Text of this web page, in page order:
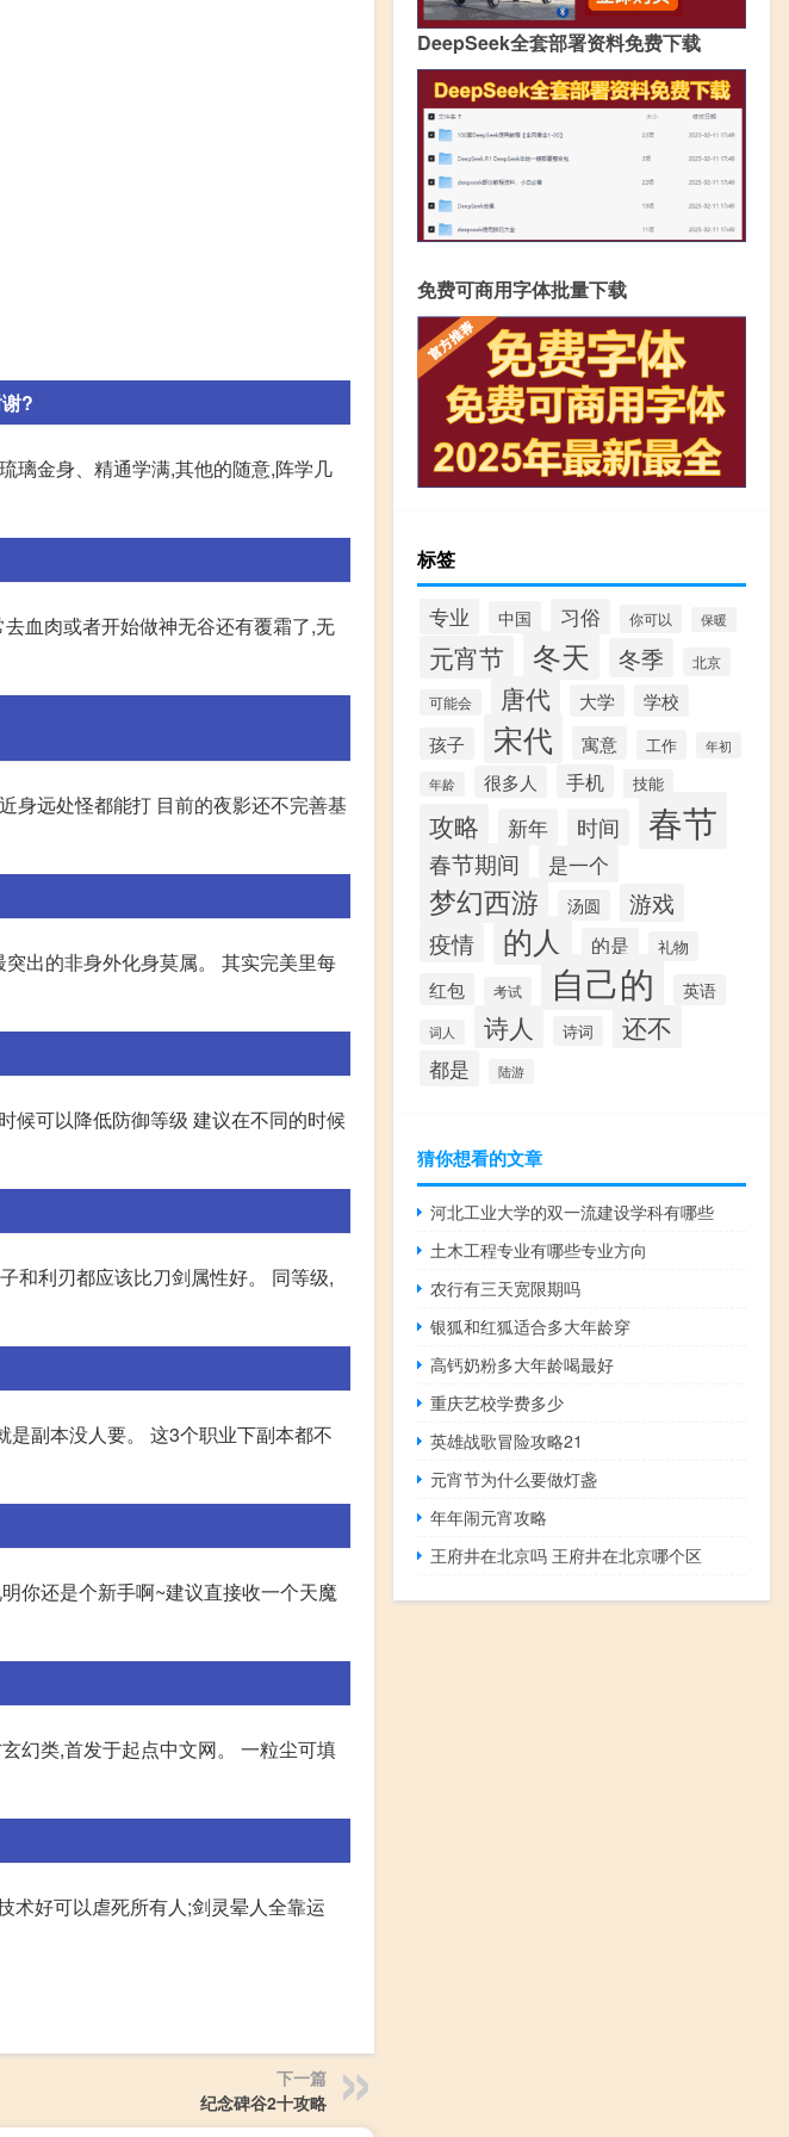
?
璃金身、精通学满,其他的随意,阵学几
血肉或者开始做神无谷还有覆霜了,无
身远处怪都能打 目前的夜影还不完善基
出的非身外化身莫属。 其实完美里每
候可以降低防御等级 建议在不同的时候
和利刃都应该比刀剑属性好。 同等级,
副本没人要。 这3个职业下副本都不
你还是个新手啊~建议直接收一个天魔
幻类,首发于起点中文网。 一粒尘可填
术好可以虐死所有人;剑灵晕人全靠运
下一篇
纪念碑谷2十攻略
DeepSeek全套部署资料免费下载
免费可商用字体批量下载
标签
专业 中国 习俗 你可以 保暖
元宵节 冬天 冬季 北京
可能会 唐代 大学
学校
孩子
宋代 寓意 工作 年初
年龄 很多人 手机 技能
攻略 新年 时间 春节
春节期间 是一个
梦幻西游 汤圆 游戏
疫情 的人 的是 礼物
红包 考试 自己的 英语
词人 诗人 诗词 还不
都是 陆游
猜你想看的文章
河北工业大学的双一流建设学科有哪些
土木工程专业有哪些专业方向
农行有三天宽限期吗
银狐和红狐适合多大年龄穿
高钙奶粉多大年龄喝最好
重庆艺校学费多少
英雄战歌冒险攻略21
元宵节为什么要做灯盏
年年闹元宵攻略
王府井在北京吗 王府井在北京哪个区